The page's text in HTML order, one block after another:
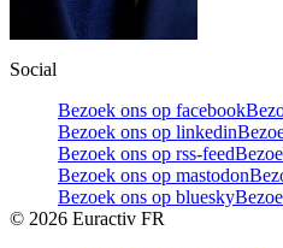
Social
Bezoek ons op facebook
Bezoek ons op linkedin
Bezoek ons op rss-feed
Bezoek ons op mastodon
Bezoek ons op bluesky
© 2026 Euractiv FR